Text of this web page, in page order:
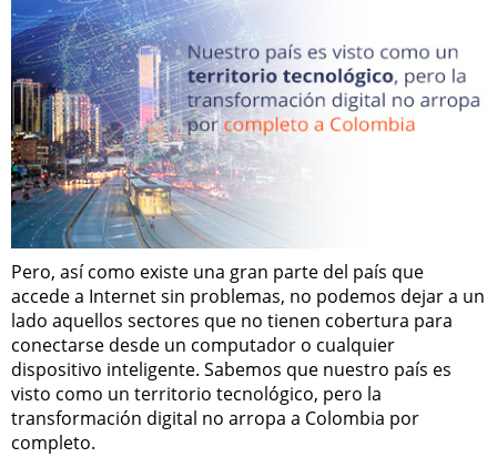
Pero, así como existe una gran parte del país que
accede a Internet sin problemas, no podemos dejar a un
lado aquellos sectores que no tienen cobertura para
conectarse desde un computador o cualquier
dispositivo inteligente. Sabemos que nuestro país es
visto como un territorio tecnológico, pero la
transformación digital no arropa a Colombia por
completo.